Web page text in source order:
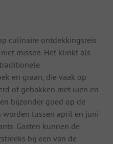
culinaire ontdekkingsreis
missen. Het klinkt als
en graan, die vaak op
of gebakken met uien en
bijzonder goed op de
worden tussen april en juni
Gasten kunnen de
bij een van de